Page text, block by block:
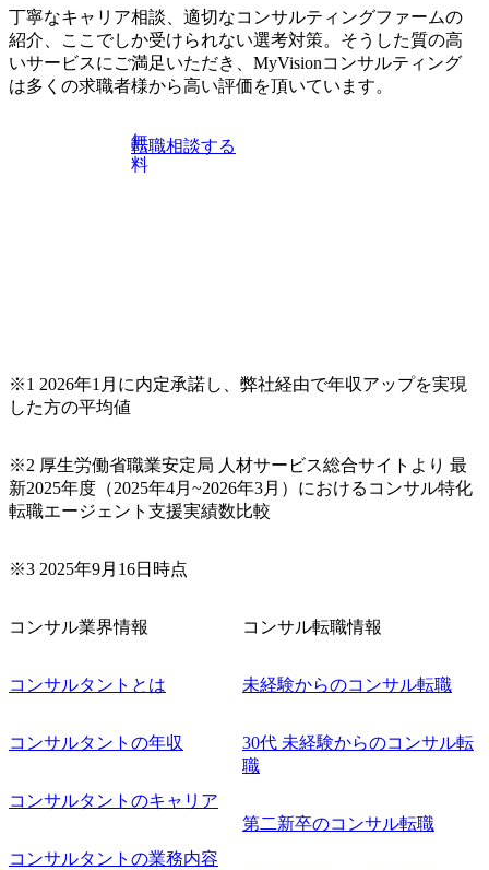
ケジューリング(優先順位付け含む)など、ビジネスベーシッ
クスキルが習得できている方
す。 ＜ITコンサルタント＞ Webアプリケーション、SaaS系
の領域において、大手・ベンチャー・スタートアップ企業
に対する課題解決支援を行います。 直近の案件では、大規
模基幹システムにおける最上流のPoC(概念実証)支援から構
います。 生成AIなどの最新技術とシステムを活用し、顧客
の業務革新と効率化の実現に貢献します。 ＜PL/PM＞ 顧客
ご担当いただき、当社の社員が業務面をサポートしつつ、
徐々に対応範囲を広げていただきます。 ＜QAエンジニア＞
ルティング領域)から参画いただきます。 課題選定から顧客
への企画提案、そして実行までを一気通貫で支援していた
だきます。 アジャイル開発を通じて顧客の要望や提案を柔
軟に取り入れながら改善サイクルを回すため、ご自身の提
きます。 ● 勤務地 東京都渋谷区渋谷3丁目6-7 渋谷金王タワ
則により就業時間内の喫煙を全面的に禁止 ・禁煙サポート
制度あり オンライン ● 必須要件 以下いずれかのご経験をお
件定義～基本設計など上流経験2年以上 ・PMO経験2年以上
工程の経験 ・サブリーダー以上のマネジメント経験 ・お客
様との折衝経験、交渉経験 ・組織課題に対して主体的に業
務改善に取り組まれたご経験 ・アジャイル/スクラムへの興
味関心 ● 求める人物像 ・リーダーシップが取れる方/一人称
で主体的に動ける方 ・年齢にこだわらず、アドバイスを素
直に受け取れる方 ・推進力のある方
丁寧なキャリア相談、適切なコンサルティングファームの
紹介、ここでしか受けられない選考対策。そうした質の高
いサービスにご満足いただき、MyVisionコンサルティング
は多くの求職者様から高い評価を頂いています。
無
料
転職相談する
※1 2026年1月に内定承諾し、弊社経由で年収アップを実現
した方の平均値
※2 厚生労働省職業安定局 人材サービス総合サイトより 最
新2025年度（2025年4月~2026年3月）におけるコンサル特化
転職エージェント支援実績数比較
※3 2025年9月16日時点
コンサル業界情報
コンサルタントとは
コンサルタントの年収
コンサルタントのキャリア
コンサルタントの業務内容
コンサル転職情報
未経験からのコンサル転職
30代 未経験からのコンサル転
職
第二新卒のコンサル転職